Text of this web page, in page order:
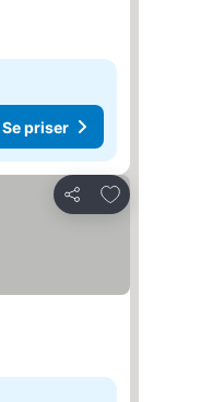
Se priser
Del
Føj til favoritter